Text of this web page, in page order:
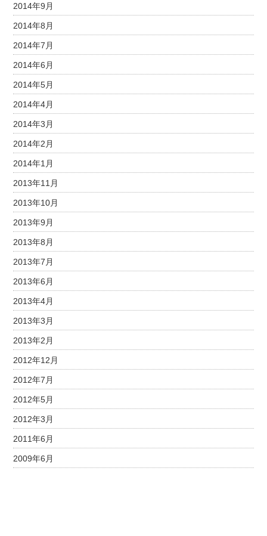
2014年9月
2014年8月
2014年7月
2014年6月
2014年5月
2014年4月
2014年3月
2014年2月
2014年1月
2013年11月
2013年10月
2013年9月
2013年8月
2013年7月
2013年6月
2013年4月
2013年3月
2013年2月
2012年12月
2012年7月
2012年5月
2012年3月
2011年6月
2009年6月